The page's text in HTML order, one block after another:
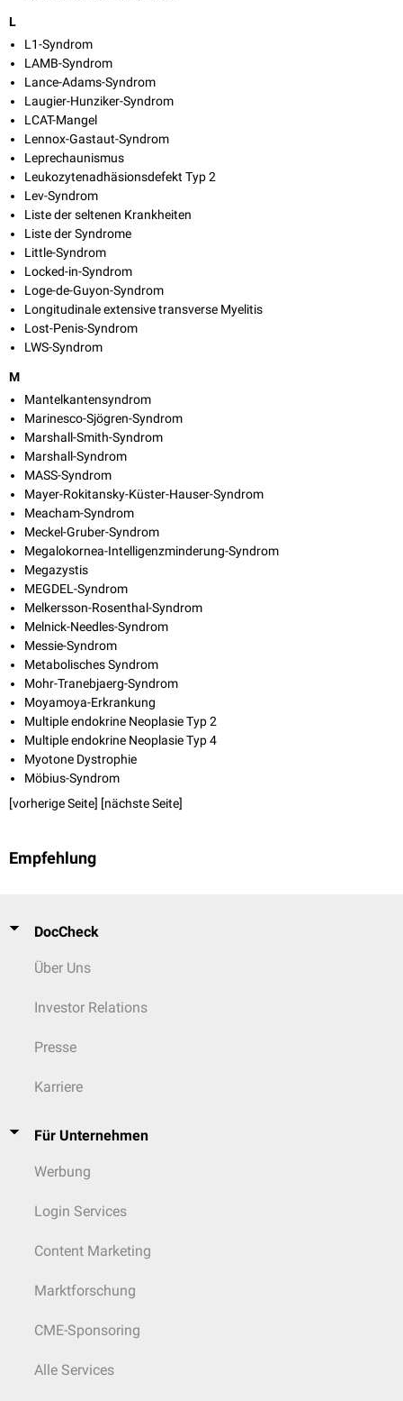
L
L1-Syndrom
LAMB-Syndrom
Lance-Adams-Syndrom
Laugier-Hunziker-Syndrom
LCAT-Mangel
Lennox-Gastaut-Syndrom
Leprechaunismus
Leukozytenadhäsionsdefekt Typ 2
Lev-Syndrom
Liste der seltenen Krankheiten
Liste der Syndrome
Little-Syndrom
Locked-in-Syndrom
Loge-de-Guyon-Syndrom
Longitudinale extensive transverse Myelitis
Lost-Penis-Syndrom
LWS-Syndrom
M
Mantelkantensyndrom
Marinesco-Sjögren-Syndrom
Marshall-Smith-Syndrom
Marshall-Syndrom
MASS-Syndrom
Mayer-Rokitansky-Küster-Hauser-Syndrom
Meacham-Syndrom
Meckel-Gruber-Syndrom
Megalokornea-Intelligenzminderung-Syndrom
Megazystis
MEGDEL-Syndrom
Melkersson-Rosenthal-Syndrom
Melnick-Needles-Syndrom
Messie-Syndrom
Metabolisches Syndrom
Mohr-Tranebjaerg-Syndrom
Moyamoya-Erkrankung
Multiple endokrine Neoplasie Typ 2
Multiple endokrine Neoplasie Typ 4
Myotone Dystrophie
Möbius-Syndrom
[vorherige Seite] [nächste Seite]
Empfehlung
DocCheck
Über Uns
Investor Relations
Presse
Karriere
Für Unternehmen
Werbung
Login Services
Content Marketing
Marktforschung
CME-Sponsoring
Alle Services